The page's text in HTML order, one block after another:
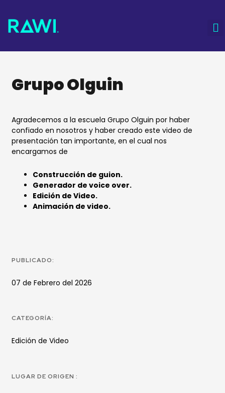
contenido
Grupo Olguin
Agradecemos a la escuela Grupo Olguin por haber
confiado en nosotros y haber creado este video de
presentación tan importante, en el cual nos
encargamos de
Construcción de guion.
Generador de voice over.
Edición de Video.
Animación de video.
PUBLICADO:
07 de Febrero del 2026
CATEGORÍA:
Edición de Video
LUGAR DE ORIGEN :